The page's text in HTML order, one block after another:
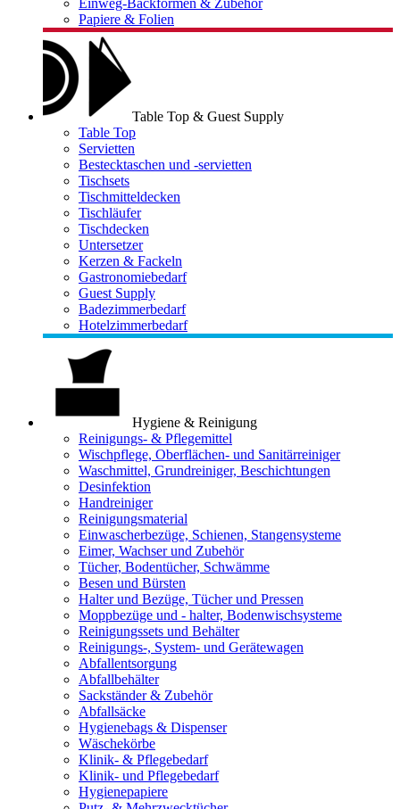
Einweg-Backformen & Zubehör
Papiere & Folien
Table Top & Guest Supply
Table Top
Servietten
Bestecktaschen und -servietten
Tischsets
Tischmitteldecken
Tischläufer
Tischdecken
Untersetzer
Kerzen & Fackeln
Gastronomiebedarf
Guest Supply
Badezimmerbedarf
Hotelzimmerbedarf
Hygiene & Reinigung
Reinigungs- & Pflegemittel
Wischpflege, Oberflächen- und Sanitärreiniger
Waschmittel, Grundreiniger, Beschichtungen
Desinfektion
Handreiniger
Reinigungsmaterial
Einwascherbezüge, Schienen, Stangensysteme
Eimer, Wachser und Zubehör
Tücher, Bodentücher, Schwämme
Besen und Bürsten
Halter und Bezüge, Tücher und Pressen
Moppbezüge und - halter, Bodenwischsysteme
Reinigungssets und Behälter
Reinigungs-, System- und Gerätewagen
Abfallentsorgung
Abfallbehälter
Sackständer & Zubehör
Abfallsäcke
Hygienebags & Dispenser
Wäschekörbe
Klinik- & Pflegebedarf
Klinik- und Pflegebedarf
Hygienepapiere